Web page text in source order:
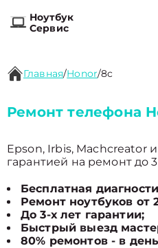
Ноутбук
Сервис
Главная/Honor/8c
Ремонт телефона
Epson, Irbis, Machcreator
гарантией на ремонт до
Бесплатная
Ремонт ноутбуков от
До 3-х лет гарантии;
Быстрый выезд
80% ремонтов - в